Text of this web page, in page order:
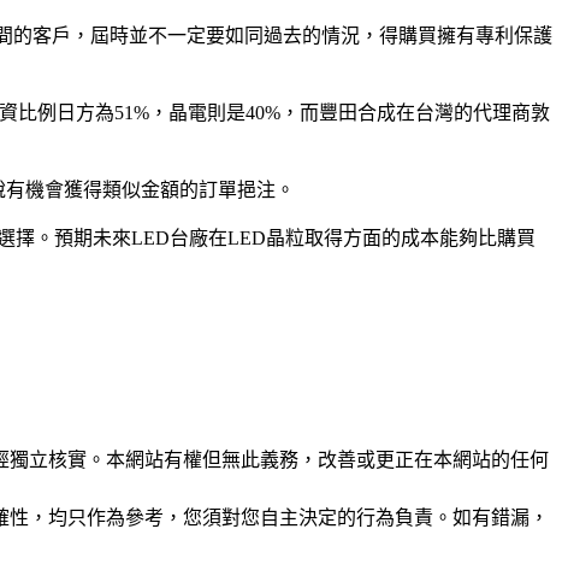
客戶，屆時並不一定要如同過去的情況，得購買擁有專利保護
例日方為51%，晶電則是40%，而豐田合成在台灣的代理商敦
機會獲得類似金額的訂單挹注。
擇。預期未來LED台廠在LED晶粒取得方面的成本能夠比購買
立核實。本網站有權但無此義務，改善或更正在本網站的任何
，均只作為參考，您須對您自主決定的行為負責。如有錯漏，